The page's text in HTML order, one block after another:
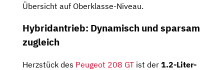
Übersicht auf Oberklasse-Niveau.
Hybridantrieb: Dynamisch und sparsam
zugleich
Herzstück des Peugeot 208 GT ist der 1.2-Liter-